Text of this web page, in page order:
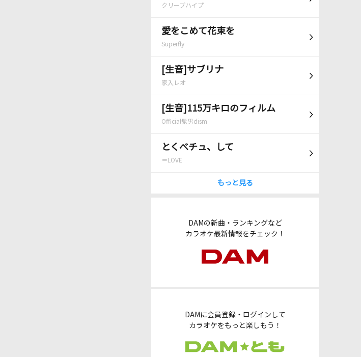
クリープハイプ
愛をこめて花束を
Superfly
[生音]サブリナ
家入レオ
[生音]115万キロのフィルム
Official髭男dism
とくべチュ、して
＝LOVE
もっと見る
DAMの新曲・ランキングなど
カラオケ最新情報をチェック！
DAMに会員登録・ログインして
カラオケをもっと楽しもう！